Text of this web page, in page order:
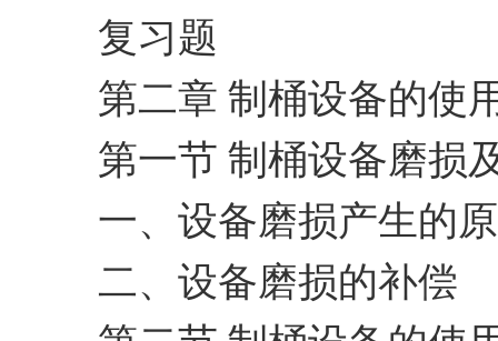
复习题
第二章 制桶设备的使
第一节 制桶设备磨损
一、设备磨损产生的
二、设备磨损的补偿